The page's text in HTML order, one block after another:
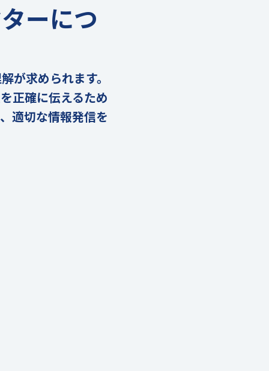
ーにつ
が求められます。
正確に伝えるため
適切な情報発信を